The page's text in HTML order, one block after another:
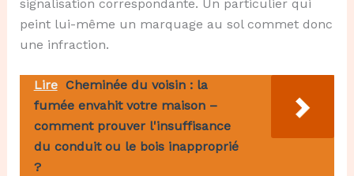
signalisation correspondante. Un particulier qui
peint lui-même un marquage au sol commet donc
une infraction.
Lire Cheminée du voisin : la
fumée envahit votre maison –
comment prouver l'insuffisance
du conduit ou le bois inapproprié
?